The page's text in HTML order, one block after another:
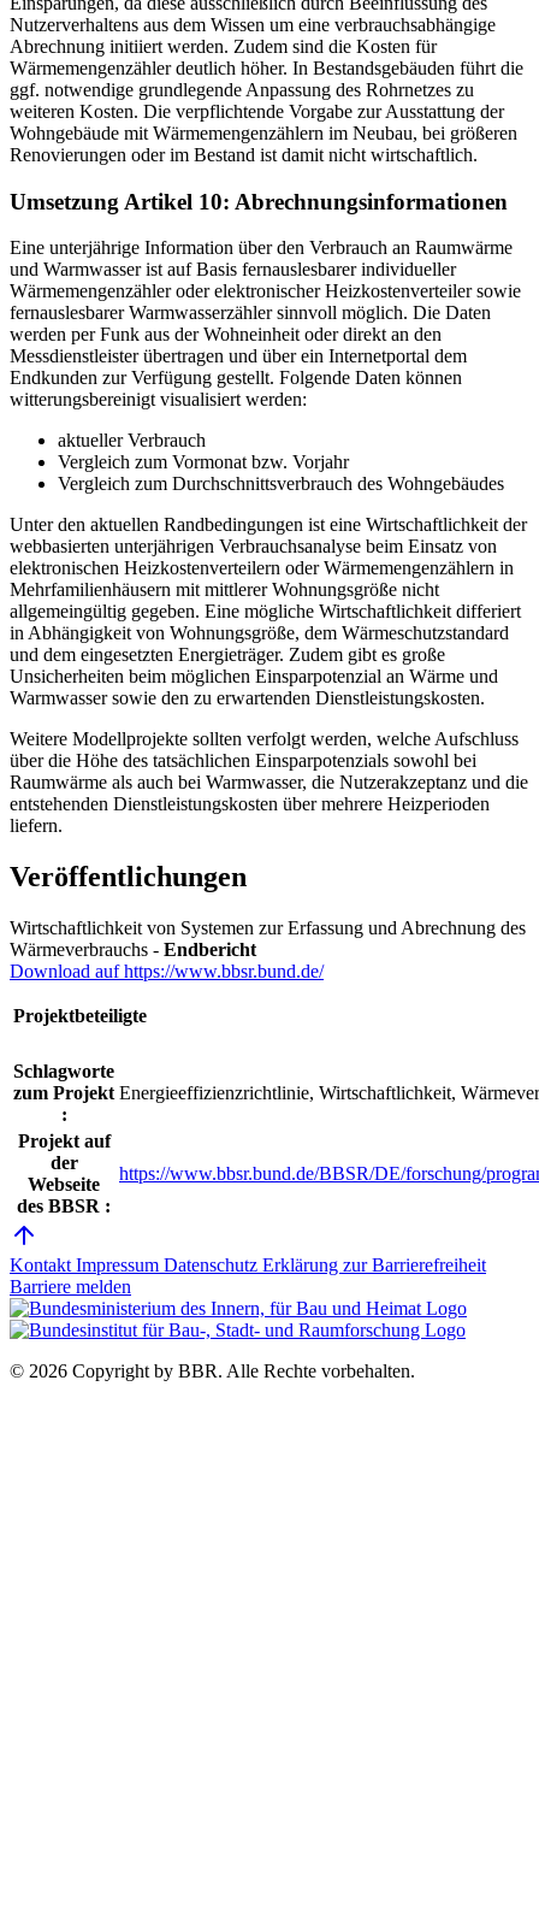
Nutzerverhaltens aus dem Wissen um eine verbrauchsabhängige
Abrechnung initiiert werden. Zudem sind die Kosten für
Wärmemengenzähler deutlich höher. In Bestandsgebäuden führt die
ggf. notwendige grundlegende Anpassung des Rohrnetzes zu
weiteren Kosten. Die verpflichtende Vorgabe zur Ausstattung der
Wohngebäude mit Wärmemengenzählern im Neubau, bei größeren
Renovierungen oder im Bestand ist damit nicht wirtschaftlich.
Umsetzung Artikel 10: Abrechnungsinformationen
Eine unterjährige Information über den Verbrauch an Raumwärme
und Warmwasser ist auf Basis fernauslesbarer individueller
Wärmemengenzähler oder elektronischer Heizkostenverteiler sowie
fernauslesbarer Warmwasserzähler sinnvoll möglich. Die Daten
werden per Funk aus der Wohneinheit oder direkt an den
Messdienstleister übertragen und über ein Internetportal dem
Endkunden zur Verfügung gestellt. Folgende Daten können
witterungsbereinigt visualisiert werden:
aktueller Verbrauch
Vergleich zum Vormonat bzw. Vorjahr
Vergleich zum Durchschnittsverbrauch des Wohngebäudes
Unter den aktuellen Randbedingungen ist eine Wirtschaftlichkeit der
webbasierten unterjährigen Verbrauchsanalyse beim Einsatz von
elektronischen Heizkostenverteilern oder Wärmemengenzählern in
Mehrfamilienhäusern mit mittlerer Wohnungsgröße nicht
allgemeingültig gegeben. Eine mögliche Wirtschaftlichkeit differiert
in Abhängigkeit von Wohnungsgröße, dem Wärmeschutzstandard
und dem eingesetzten Energieträger. Zudem gibt es große
Unsicherheiten beim möglichen Einsparpotenzial an Wärme und
Warmwasser sowie den zu erwartenden Dienstleistungskosten.
Weitere Modellprojekte sollten verfolgt werden, welche Aufschluss
über die Höhe des tatsächlichen Einsparpotenzials sowohl bei
Raumwärme als auch bei Warmwasser, die Nutzerakzeptanz und die
entstehenden Dienstleistungskosten über mehrere Heizperioden
liefern.
Veröffentlichungen
Wirtschaftlichkeit von Systemen zur Erfassung und Abrechnung des
Wärmeverbrauchs - Endbericht
Download auf https://www.bbsr.bund.de/
Projektbeteiligte
Schlagworte
zum Projekt
:
Energieeffizienzrichtlinie, Wirtschaftlichkeit,
Projekt auf
der
Webseite
des BBSR :
https://www.bbsr.bund.de/BBSR/DE/forschung/
Kontakt Impressum Datenschutz Erklärung zur Barrierefreiheit
Barriere melden
© 2026 Copyright by BBR. Alle Rechte vorbehalten.